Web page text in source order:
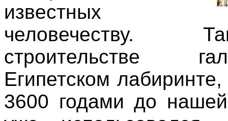
известных
человечеству.
строительстве
Египетском
3600 годами до